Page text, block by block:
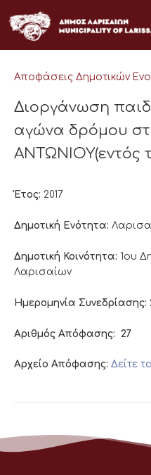
στο
περιεχόμενο
Αποφάσεις Δημοτικών
Διοργάνωση
αγώνα δρόμου
ΑΝΤΩΝΙΟΥ(εντός
Έτος: 2017
Δημοτική Ενότητα:
Δημοτική Κοινότητα: 1ου
Λαρισαίων
Ημερομηνία Συνεδρίασης:
Αριθμός Απόφασης: 27
Αρχείο Απόφασης: Δείτε